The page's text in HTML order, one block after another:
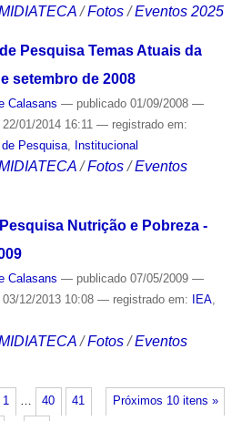
/Fotos /Eventos 2025
Pesquisa Temas Atuais da
setembro de 2008
Calasans — publicado01/09/2008 —
01/2014 16:11 — registrado em:
Pesquisa, Institucional
/Fotos /Eventos
Nutrição e Pobreza -
Calasans — publicado07/05/2009 —
12/2013 10:08 — registrado em: IEA,
/Fotos /Eventos
Próximos 10 itens »
1 … 40 41